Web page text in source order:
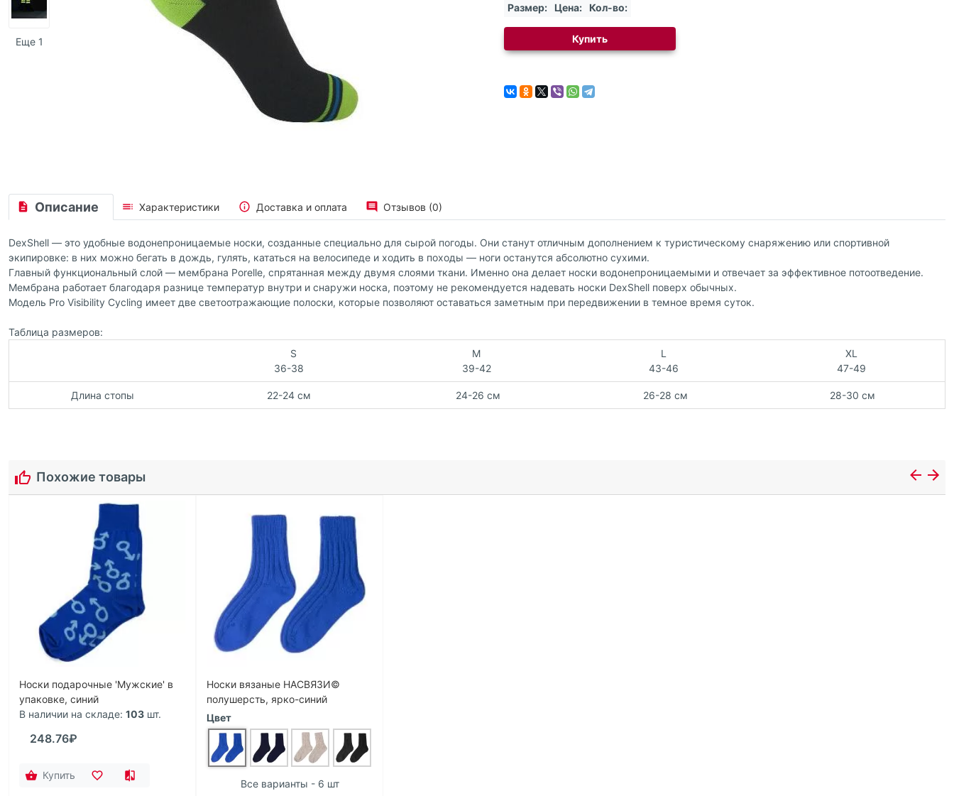
Еще 1
Размер: Цена: Кол-во:
Купить
Описание Характеристики Доставка и оплата Отзывов (0)
DexShell — это удобные водонепроницаемые носки, созданные специально для сырой погоды. Они станут отличным дополнением к туристическому снаряжению или спортивной
экипировке: в них можно бегать в дождь, гулять, кататься на велосипеде и ходить в походы — ноги останутся абсолютно сухими.
Главный функциональный слой — мембрана Porelle, спрятанная между двумя слоями ткани. Именно она делает носки водонепроницаемыми и отвечает за эффективное потоотведение.
Мембрана работает благодаря разнице температур внутри и снаружи носка, поэтому не рекомендуется надевать носки DexShell поверх обычных.
Модель Pro Visibility Cycling имеет две светоотражающие полоски, которые позволяют оставаться заметным при передвижении в темное время суток.
Таблица размеров:
S
36-38
M
39-42
L
43-46
XL
47-49
Длина стопы 22-24 см 24-26 см 26-28 см 28-30 см
Похожие товары
Носки подарочные 'Мужские' в
упаковке, синий
В наличии на складе: 103 шт.
248.76₽
Купить
Носки вязаные НАСВЯЗИ©
полушерсть, ярко-синий
Цвет
Все варианты - 6 шт